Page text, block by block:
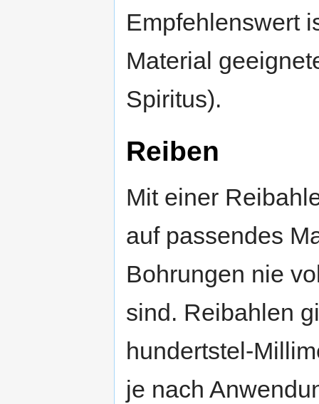
Empfehlenswert
Material
Spiritus).
Reiben
Mit einer
auf passendes
Bohrungen nie
sind. Reibahlen
hundertstel-
je nach